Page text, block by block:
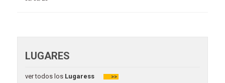
LUGARES
ver todos losLugaress >>